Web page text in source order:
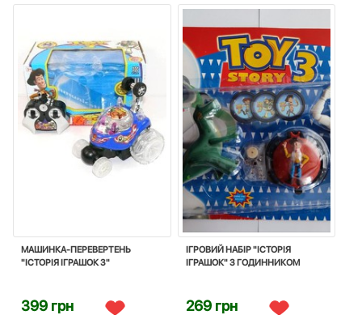
МАШИНКА-ПЕРЕВЕРТЕНЬ
"ІСТОРІЯ ІГРАШОК 3"
399 грн
ІГРОВИЙ НАБІР "ІСТОРІЯ
ІГРАШОК" З ГОДИННИКОМ
269 грн